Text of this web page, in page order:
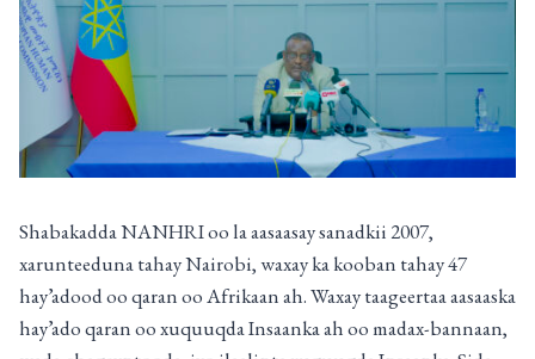
Shabakadda NANHRI oo la aasaasay sanadkii 2007,
xarunteeduna tahay Nairobi, waxay ka kooban tahay 47
hay’adood oo qaran oo Afrikaan ah. Waxay taageertaa aasaaska
hay’ado qaran oo xuquuqda Insaanka ah oo madax-bannaan,